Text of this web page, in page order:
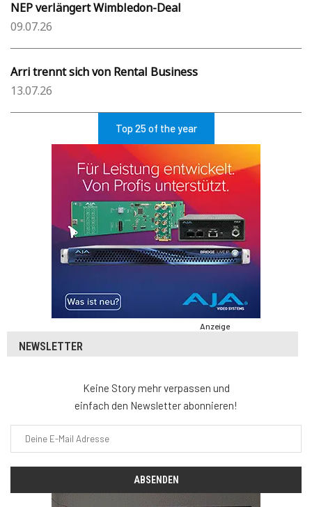
NEP verlängert Wimbledon-Deal
09.07.26
Arri trennt sich von Rental Business
13.07.26
Top 25 of the year
Anzeige
NEWSLETTER
Keine Story mehr verpassen und
einfach den Newsletter abonnieren!